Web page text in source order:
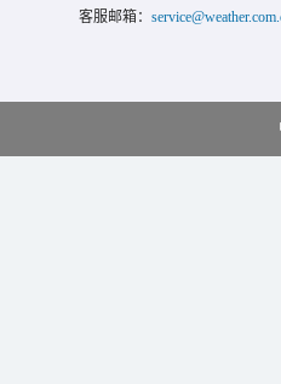
客服邮箱：